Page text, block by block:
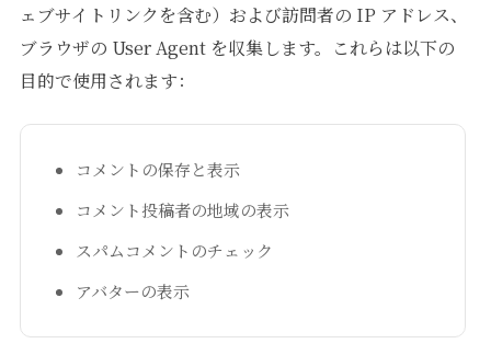
ェブサイトリンクを含む）および訪問者の IP アドレス、
ブラウザの User Agent を収集します。これらは以下の
目的で使用されます：
コメントの保存と表示
コメント投稿者の地域の表示
スパムコメントのチェック
アバターの表示